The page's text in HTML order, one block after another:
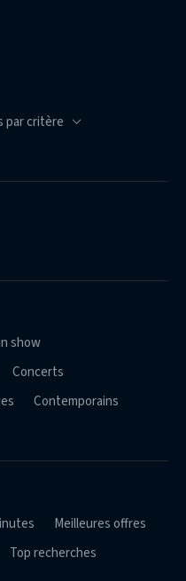
show
Concerts
Contemporains
Meilleures offres
Top recherches